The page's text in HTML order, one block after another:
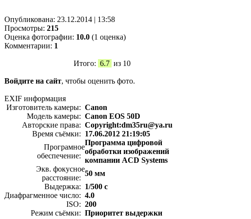
Опубликованa: 23.12.2014 | 13:58
Просмотры: 215
Оценка фотографии: 10.0 (1 оценка)
Комментарии: 1
Итого: 6.7 из 10
Войдите на сайт, чтобы оценить фото.
EXIF информация
Изготовитель камеры: Canon
Модель камеры: Canon EOS 50D
Авторские права: Copyright:dm35ru@ya.ru
Время съёмки: 17.06.2012 21:19:05
Програмное
обеспечение:
Программа цифровой
обработки изображений
компании ACD Systems
Экв. фокусное
расстояние:
50 мм
Выдержка: 1/500 с
Диафрагменное число: 4.0
ISO: 200
Режим съёмки: Приоритет выдержки